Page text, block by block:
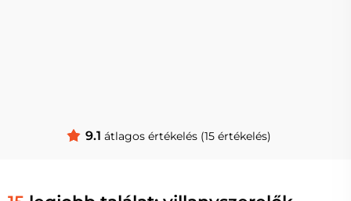
9.1 átlagos értékelés (15 értékelés)